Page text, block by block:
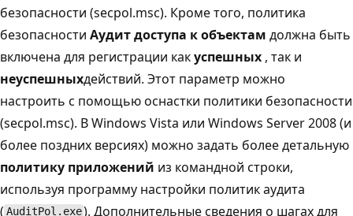
безопасности (secpol.msc). Кроме того, политика
безопасности Аудит доступа к объектам должна быть
включена для регистрации какуспешных , так и
неуспешныхдействий. Этот параметр можно
настроить с помощью оснастки политики безопасности
(secpol.msc). В Windows Vista или Windows Server 2008 (и
более поздних версиях) можно задать более детальную
политику приложений из командной строки,
используя программу настройки политик аудита
( AuditPol.exe). Дополнительные сведения о шагах для